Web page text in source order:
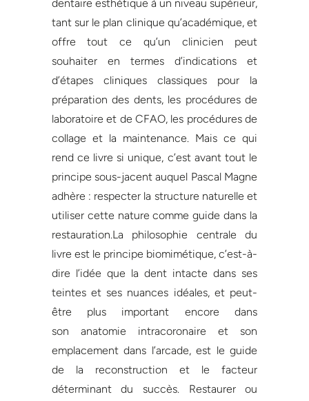
dentaire esthétique à un niveau supérieur,
tant sur le plan clinique qu’académique, et
offre tout ce qu’un clinicien peut
souhaiter en termes d’indications et
d’étapes cliniques classiques pour la
préparation des dents, les procédures de
laboratoire et de CFAO, les procédures de
collage et la maintenance. Mais ce qui
rend ce livre si unique, c’est avant tout le
principe sous-jacent auquel Pascal Magne
adhère : respecter la structure naturelle et
utiliser cette nature comme guide dans la
restauration.La philosophie centrale du
livre est le principe biomimétique, c’est-à-
dire l’idée que la dent intacte dans ses
teintes et ses nuances idéales, et peut-
être plus important encore dans
son anatomie intracoronaire et son
emplacement dans l’arcade, est le guide
de la reconstruction et le facteur
déterminant du succès. Restaurer ou